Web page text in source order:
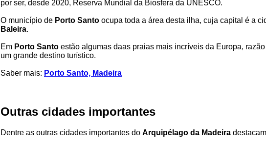
por ser, desde 2020, Reserva Mundial da Biosfera da UNESCO.
O município de Porto Santo ocupa toda a área desta ilha, cuja capital é a
Baleira.
Em Porto Santo estão algumas daas praias mais incríveis da Europa,
um grande destino turístico.
Saber mais: Porto Santo, Madeira
Outras cidades importantes
Dentre as outras cidades importantes do Arquipélago da Madeira